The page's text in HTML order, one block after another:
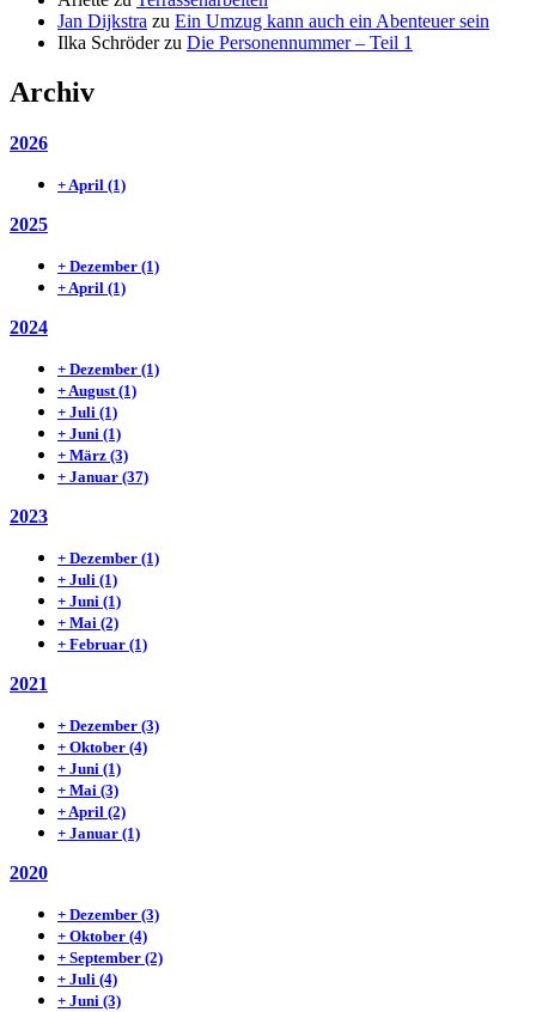
Jan Dijkstra zu Ein Umzug kann auch ein Abenteuer sein
Ilka Schröderzu Die Personennummer – Teil 1
Archiv
2026
+April (1)
2025
+ Dezember (1)
+April (1)
2024
+ Dezember (1)
+August(1)
+ Juli (1)
+ Juni (1)
+ März (3)
+ Januar (37)
2023
+ Dezember (1)
+ Juli (1)
+ Juni (1)
+ Mai (2)
+ Februar (1)
2021
+ Dezember (3)
+ Oktober (4)
+ Juni (1)
+ Mai (3)
+April (2)
+ Januar (1)
2020
+ Dezember (3)
+ Oktober (4)
+ September (2)
+ Juli (4)
+ Juni (3)